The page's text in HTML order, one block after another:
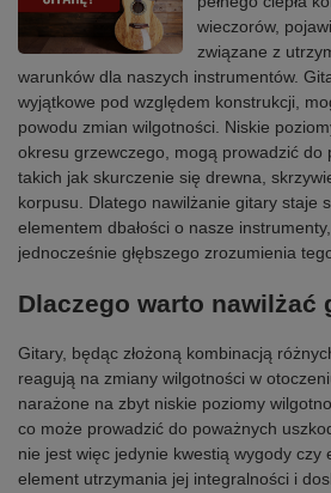
wieczorów,
związane z
warunków dla naszych instrumentów.
wyjątkowe pod względem konstrukcji,
powodu zmian wilgotności. Niskie
okresu grzewczego, mogą prowadzić do
takich jak skurczenie się drewna,
korpusu. Dlatego nawilżanie gitary staje
elementem dbałości o nasze
jednocześnie głębszego zrozumienia
Dlaczego warto nawilżać
Gitary, będąc złożoną kombinacją
reagują na zmiany wilgotności w
narażone na zbyt niskie poziomy
co może prowadzić do poważnych
nie jest więc jedynie kwestią wygody czy
element utrzymania jej integralności i